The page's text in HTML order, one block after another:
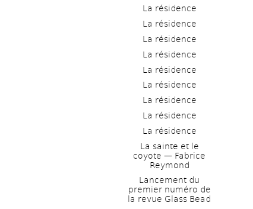
La résidence
La résidence
La résidence
La résidence
La résidence
La résidence
La résidence
La résidence
La résidence
La sainte et le
coyote — Fabrice
Reymond
Lancement du
premier numéro de
la revue Glass Bead